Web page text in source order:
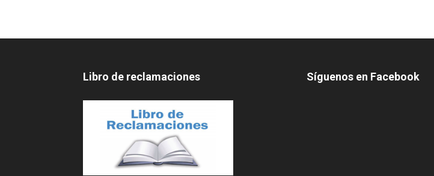
Libro de reclamaciones Síguenos en Facebook